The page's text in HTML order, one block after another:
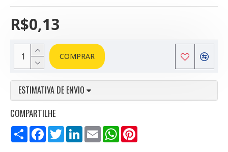
R$0,13
COMPRAR
ESTIMATIVA DE ENVIO
COMPARTILHE
Compartilhar
FacebookTwitterLinkedInEmail WhatsApp